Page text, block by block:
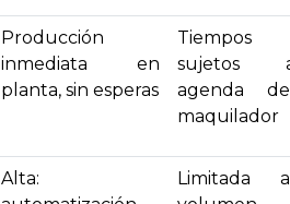
Producción
inmediata en
planta, sin esperas
Tiempos
sujetos
agenda
maquilador
Alta:
Limitada